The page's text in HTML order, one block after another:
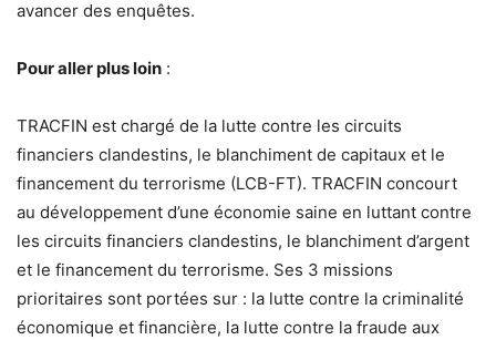
avancer des enquêtes.
Pour aller plus loin :
TRACFIN est chargé de la lutte contre les circuits
financiers clandestins, le blanchiment de capitaux et le
financement du terrorisme (LCB-FT). TRACFIN concourt
au développement d’une économie saine en luttant contre
les circuits financiers clandestins, le blanchiment d’argent
et le financement du terrorisme. Ses 3 missions
prioritaires sont portées sur : la lutte contre la criminalité
économique et financière, la lutte contre la fraude aux